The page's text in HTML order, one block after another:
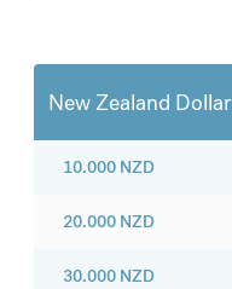
New Zealand Dollar
10.000 NZD
20.000 NZD
30.000 NZD